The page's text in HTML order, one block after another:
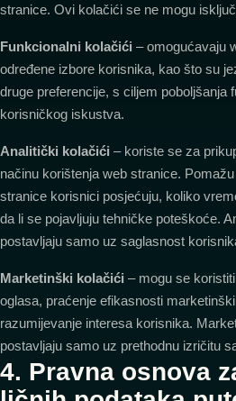
stranice. Ovi kolačići se ne mogu
Funkcionalni kolačići – omogućavaju
određene izbore korisnika, kao što su
druge preferencije, s ciljem poboljšanja
korisničkog iskustva.
Analitički kolačići – koriste se za
načinu korištenja web stranice.
stranice korisnici posjećuju, koliko
da li se pojavljuju tehničke poteškoće.
postavljaju samo uz saglasnost
Marketinški kolačići – mogu se
oglasa, praćenje efikasnosti
razumijevanje interesa korisnika.
postavljaju samo uz prethodnu izričitu
4. Pravna osnova